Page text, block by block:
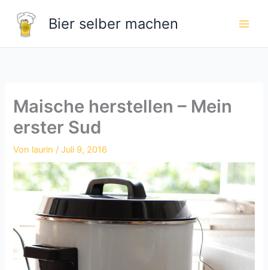
Inhalt
springen
Bier selber machen
Maische herstellen – Mein
erster Sud
Von laurin /Juli 9, 2016